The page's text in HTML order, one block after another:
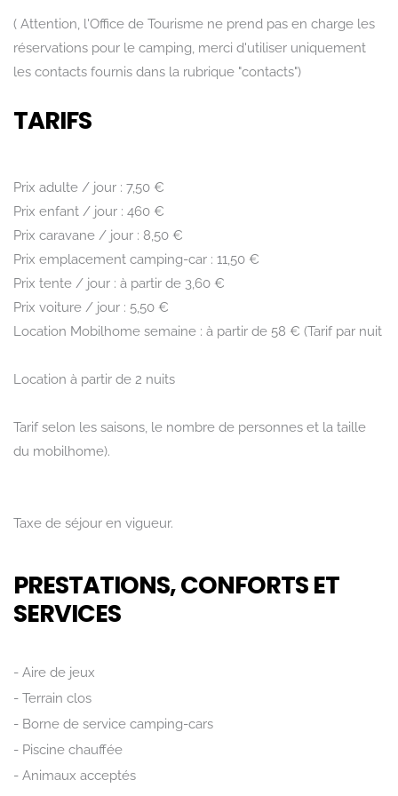
( Attention, l'Office de Tourisme ne prend pas en charge les
réservations pour le camping, merci d'utiliser uniquement
les contacts fournis dans la rubrique "contacts")
TARIFS
Prix adulte / jour : 7,50 €
Prix enfant / jour : 460 €
Prix caravane / jour : 8,50 €
Prix emplacement camping-car : 11,50 €
Prix tente / jour : à partir de 3,60 €
Prix voiture / jour : 5,50 €
Location Mobilhome semaine : à partir de 58 € (Tarif par nuit
Location à partir de 2 nuits
Tarif selon les saisons, le nombre de personnes et la taille
du mobilhome).
Taxe de séjour en vigueur.
PRESTATIONS, CONFORTS ET
SERVICES
Aire de jeux
Terrain clos
Borne de service camping-cars
Piscine chauffée
Animaux acceptés